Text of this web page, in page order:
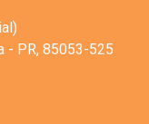
- PR, 85053-525